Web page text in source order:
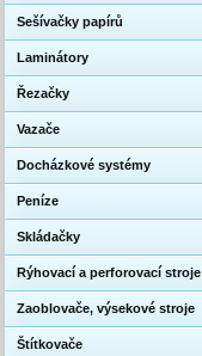
Sešívačky papírů
Laminátory
Řezačky
Vazače
Docházkové systémy
Peníze
Skládačky
Rýhovací a perforovací stroje
Zaoblovače, výsekové stroje
Štítkovače